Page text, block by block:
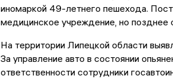
иномаркой 49-летнего пешехода.
медицинское учреждение, но позднее
На территории Липецкой области
За управление авто в состоянии
ответственности сотрудники